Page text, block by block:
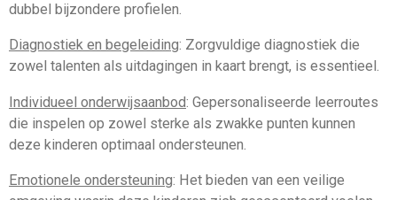
dubbel bijzondere profielen.
Diagnostiek en begeleiding: Zorgvuldige diagnostiek die
zowel talenten als uitdagingen in kaart brengt, is essentieel.
Individueel onderwijsaanbod: Gepersonaliseerde leerroutes
die inspelen op zowel sterke als zwakke punten kunnen
deze kinderen optimaal ondersteunen.
Emotionele ondersteuning: Het bieden van een veilige